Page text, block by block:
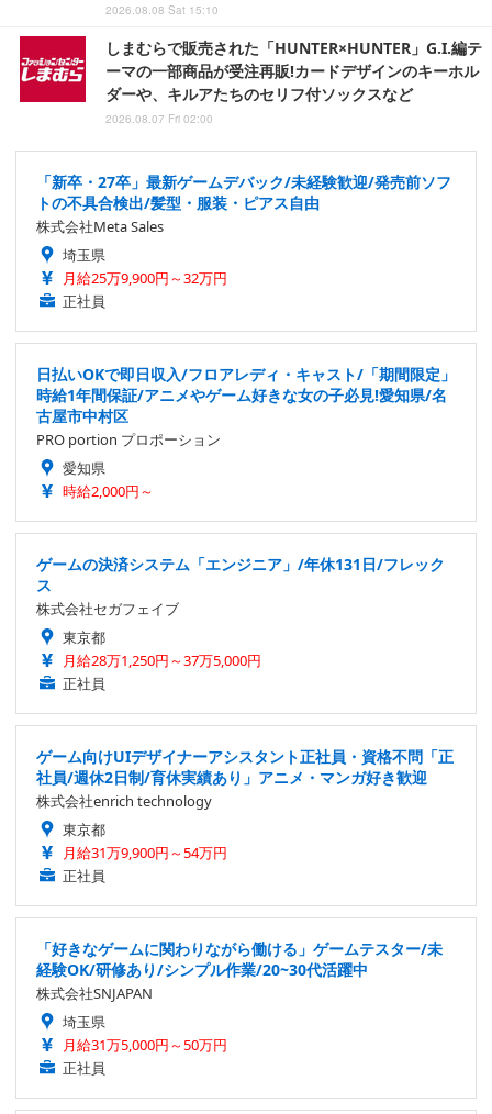
2026.08.08 Sat 15:10
しまむらで販売された「HUNTER×HUNTER」G.I.編テ
ーマの一部商品が受注再販!カードデザインのキーホル
ダーや、キルアたちのセリフ付ソックスなど
2026.08.07 Fri 02:00
「新卒・27卒」最新ゲームデバック/未経験歓迎/発売前ソフ
トの不具合検出/髪型・服装・ピアス自由
株式会社Meta Sales
埼玉県
月給25万9,900円～32万円
正社員
日払いOKで即日収入/フロアレディ・キャスト/「期間限定」
時給1年間保証/アニメやゲーム好きな女の子必見!愛知県/名
古屋市中村区
PRO portion プロポーション
愛知県
時給2,000円～
ゲームの決済システム「エンジニア」/年休131日/フレック
ス
株式会社セガフェイブ
東京都
月給28万1,250円～37万5,000円
正社員
ゲーム向けUIデザイナーアシスタント正社員・資格不問「正
社員/週休2日制/育休実績あり」アニメ・マンガ好き歓迎
株式会社enrich technology
東京都
月給31万9,900円～54万円
正社員
「好きなゲームに関わりながら働ける」ゲームテスター/未
経験OK/研修あり/シンプル作業/20~30代活躍中
株式会社SNJAPAN
埼玉県
月給31万5,000円～50万円
正社員